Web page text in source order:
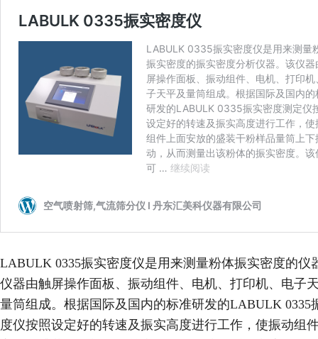
LABULK 0335振实密度仪是用来测量粉体振实密度的仪
仪器由触屏操作面板、振动组件、电机、打印机、电子
量筒组成。根据国际及国内的标准研发的LABULK 0335
度仪按照设定好的转速及振实高度进行工作，使振动组